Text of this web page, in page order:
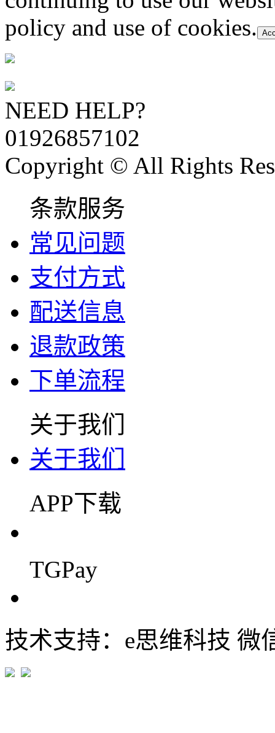
policy and use of cookies.
NEED HELP?
01926857102
Copyright © All Rights
条款服务
常见问题
支付方式
配送信息
退款政策
下单流程
关于我们
关于我们
APP下载
TGPay
技术支持：e思维科技 微